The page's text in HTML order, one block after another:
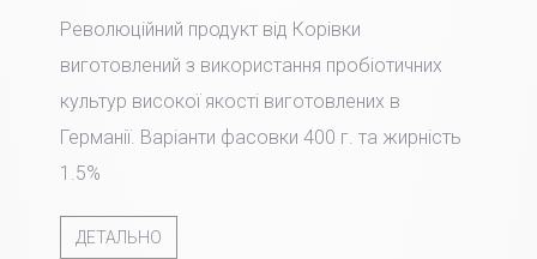
Революційний продукт від Корівки
виготовлений з використання пробіотичних
культур високої якості виготовлених в
Германії. Варіанти фасовки 400 г. та жирність
1.5%
ДЕТАЛЬНО